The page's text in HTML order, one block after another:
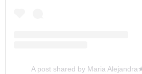
A post shared by Maria